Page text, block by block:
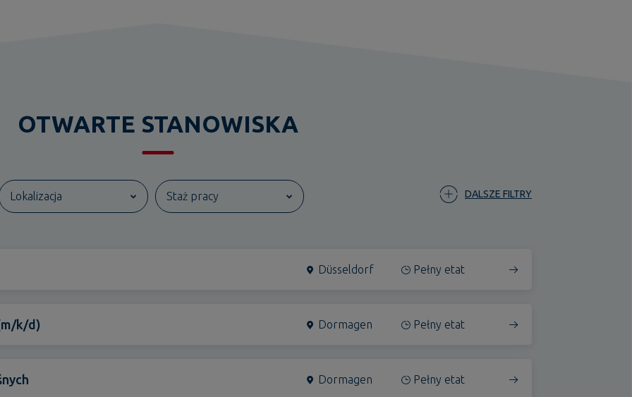
OTWARTE STANOWISKA
Lokalizacja
Magdeburg
Landshut
Staż pracy DALSZE FILTRY
Düsseldorf Pełny etat
k/d) Dormagen Pełny etat
Dormagen Pełny etat